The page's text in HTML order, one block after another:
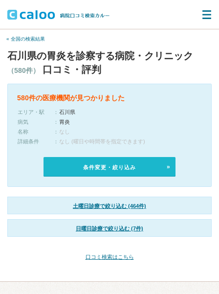
« 全国の検索結果
石川県の胃炎を診察する病院・クリニック
（580件） 口コミ・評判
580件の医療機関が見つかりました
エリア・駅
石川県
病気
胃炎
名称
なし
詳細条件
なし (曜日や時間帯を指定できます)
条件変更・絞り込み
土曜日診療で絞り込む (464件)
日曜日診療で絞り込む (7件)
口コミ検索はこちら